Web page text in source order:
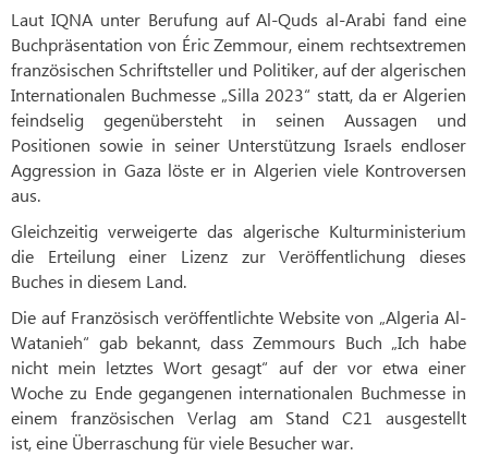
Laut IQNA unter Berufung auf Al-Quds al-Arabi fand eine
Buchpräsentation von Éric Zemmour, einem rechtsextremen
französischen Schriftsteller und Politiker, auf der algerischen
Internationalen Buchmesse „Silla 2023“ statt, da er Algerien
feindselig gegenübersteht in seinen Aussagen und
Positionen sowie in seiner Unterstützung Israels endloser
Aggression in Gaza löste er in Algerien viele Kontroversen
aus.
Gleichzeitig verweigerte das algerische Kulturministerium
die Erteilung einer Lizenz zur Veröffentlichung dieses
Buches in diesem Land.
Die auf Französisch veröffentlichte Website von „Algeria Al-
Watanieh“ gab bekannt, dass Zemmours Buch „Ich habe
nicht mein letztes Wort gesagt“ auf der vor etwa einer
Woche zu Ende gegangenen internationalen Buchmesse in
einem französischen Verlag am Stand C21 ausgestellt
ist, eine Überraschung für viele Besucher war.